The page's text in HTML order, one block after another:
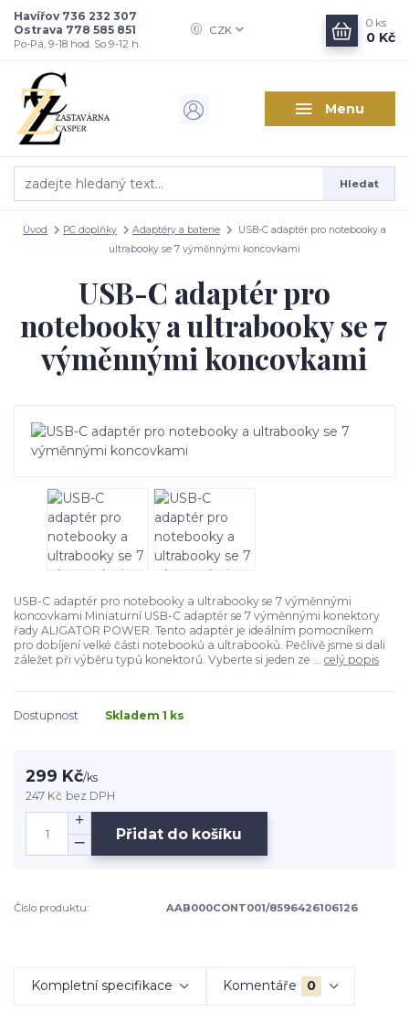
Menu
CZK
Hledat
Havířov 736 232 307
Ostrava 778 585 851
Po-Pá, 9-18 hod. So 9-12 h.
0 ks
0 Kč
Úvod PC doplňky Adaptéry a baterie
USB-C adaptér pro notebooky a
ultrabooky se 7 výměnnými koncovkami
USB-C adaptér pro
notebooky a ultrabooky se 7
výměnnými koncovkami
USB-C adaptér pro notebooky a ultrabooky se 7 výměnnými
koncovkami Miniaturní USB-C adaptér se 7 výměnnými konektory
řady ALIGATOR POWER. Tento adaptér je ideálním pomocníkem
pro dobíjení velké části notebooků a ultrabooků. Pečlivě jsme si dali
záležet při výběru typů konektorů. Vyberte si jeden ze ... celý popis
Dostupnost Skladem 1 ks
299 Kč/ks
247 Kč bez DPH
Přidat do košíku
Číslo produktu: AAB000CONT001/8596426106126
Kompletní specifikace Komentáře 0